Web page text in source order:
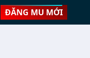
ĐĂNG MU MỚI